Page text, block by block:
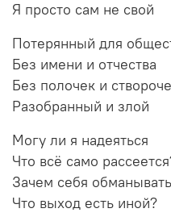
Я просто сам не свой
Потерянный для
Без имени и отчества
Без полочек и
Разобранный и злой
Могу ли я надеяться
Что всё само
Зачем себя
Что выход есть иной?